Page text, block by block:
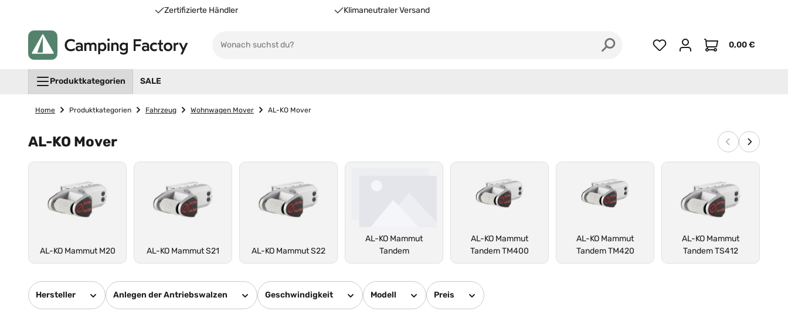
Unsere Vorteile für Sie
Zertifizierte Händler Klimaneutraler Versand
Du hast 0 Produkte auf dem
0,00 €
Warenkorb
Produktkategorien SALE
Home Produktkategorien Fahrzeug Wohnwagen Mover AL-KO Mover
AL-KO Mover VorherigeNächste
AL-KO Mammut M20 AL-KO Mammut S21 AL-KO Mammut S22
AL-KO Mammut
Tandem
AL-KO Mammut
Tandem TM400
AL-KO Mammut
Tandem TM420
AL-KO Mammut
Tandem TS412
Hersteller Anlegen der Antriebswalzen Geschwindigkeit Modell Preis